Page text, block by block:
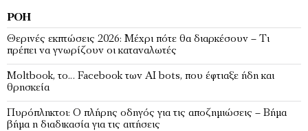
ΡΟΉ
Θερινές εκπτώσεις 2026: Μέχρι πότε θα διαρκέσουν – Τι
πρέπει να γνωρίζουν οι καταναλωτές
Moltbook, το… Faceboοk των ΑΙ bots, που έφτιαξε ήδη και
θρησκεία
Πυρόπληκτοι: Ο πλήρης οδηγός για τις αποζημιώσεις – Βήμα
βήμα η διαδικασία για τις αιτήσεις